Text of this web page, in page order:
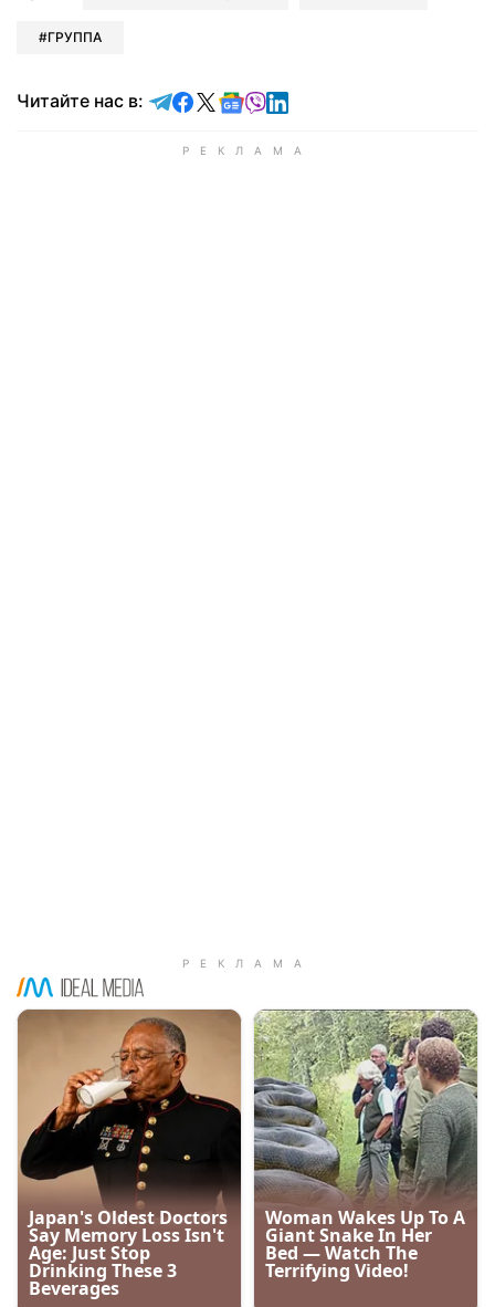
ГРУППА
Читайте нас в: Читайте в Telegram
Читайте в Facebook
Читайте в X
Читайте в Google news
Читайте в Viber
Читайте в LinkedIn